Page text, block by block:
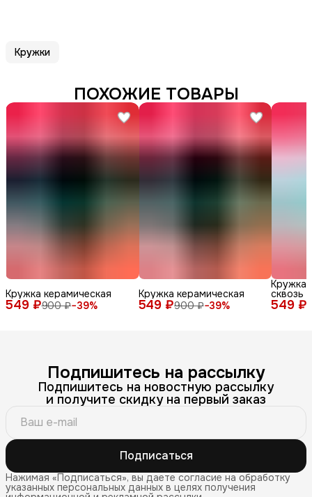
Кружки
ПОХОЖИЕ ТОВАРЫ
549 ₽900 ₽−39%
Кружка керамическая
549 ₽900 ₽−39%
Кружка керамическая
549 ₽
Кружка
сквозь
Подпишитесь на рассылку
Подпишитесь на новостную рассылку
и получите скидку на первый заказ
Подписаться
Нажимая «Подписаться», вы даете согласие на обработку
указанных персональных данных в целях получения